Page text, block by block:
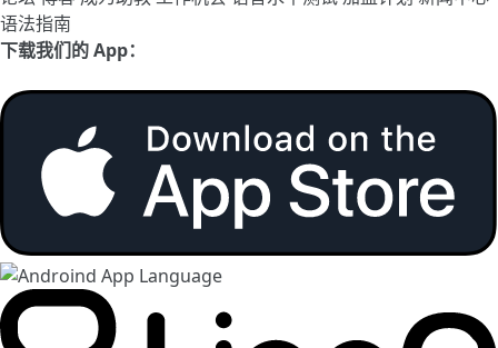
语法指南
下载我们的 App：